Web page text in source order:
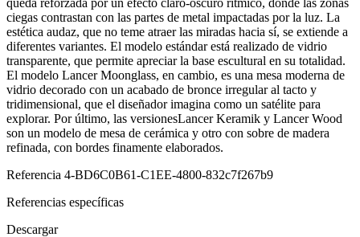
queda reforzada por un efecto claro-oscuro rítmico, donde las zonas
ciegas contrastan con las partes de metal impactadas por la luz. La
estética audaz, que no teme atraer las miradas hacia sí, se extiende a
diferentes variantes. El modelo estándar está realizado de vidrio
transparente, que permite apreciar la base escultural en su totalidad.
El modelo Lancer Moonglass, en cambio, es una mesa moderna de
vidrio decorado con un acabado de bronce irregular al tacto y
tridimensional, que el diseñador imagina como un satélite para
explorar. Por último, las versionesLancer Keramik y Lancer Wood
son un modelo de mesa de cerámica y otro con sobre de madera
refinada, con bordes finamente elaborados.
Referencia 4-BD6C0B61-C1EE-4800-832c7f267b9
Referencias específicas
Descargar